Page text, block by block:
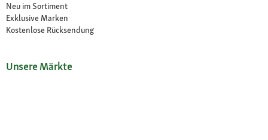
Neu im Sortiment
Exklusive Marken
Kostenlose Rücksendung
Unsere Märkte